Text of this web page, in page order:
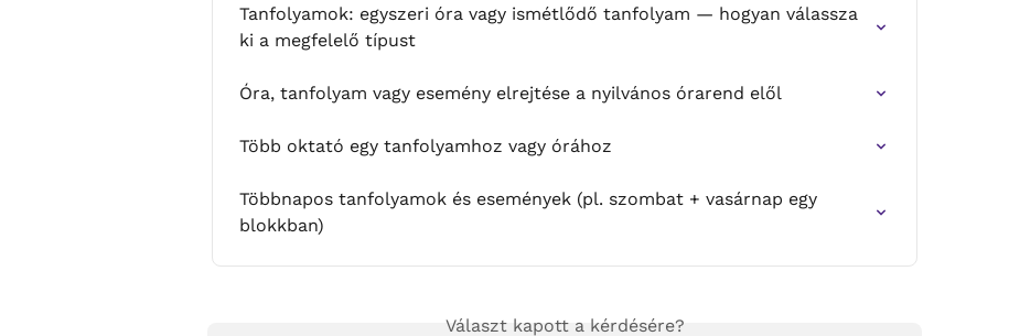
Tanfolyamok: egyszeri óra vagy ismétlődő tanfolyam — hogyan válassza
ki a megfelelő típust
Óra, tanfolyam vagy esemény elrejtése a nyilvános órarend elől
Több oktató egy tanfolyamhoz vagy órához
Többnapos tanfolyamok és események (pl. szombat + vasárnap egy
blokkban)
Választ kapott a kérdésére?